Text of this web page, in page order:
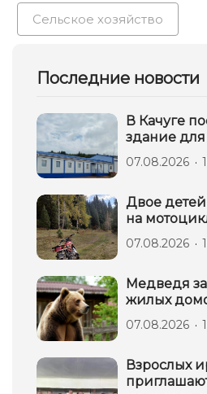
Сельское хозяйство
Последние новости
В Качуге
здание
07.08.2026
Двое
на
07.08.2026
Медведя
жилых
07.08.2026
Взрослых